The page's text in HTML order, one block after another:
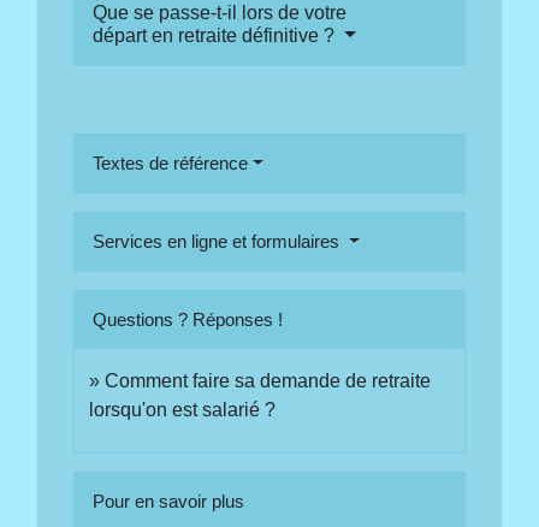
Que se passe-t-il lors de votre
départ en retraite définitive ?
Textes de référence
Services en ligne et formulaires
Questions ? Réponses !
Comment faire sa demande de retraite
lorsqu'on est salarié ?
Pour en savoir plus